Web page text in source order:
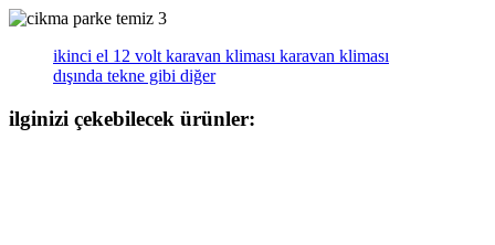
ikinci el 12 volt karavan kliması karavan kliması
dışında tekne gibi diğer
ilginizi çekebilecek ürünler: